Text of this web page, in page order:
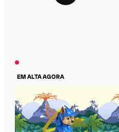
EM ALTA AGORA